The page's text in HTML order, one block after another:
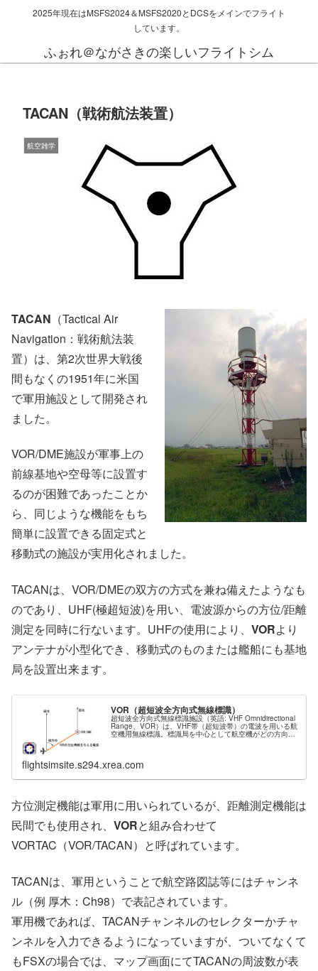
2025年現在はMSFS2024＆MSFS2020とDCSをメインでフライト
しています。
ふぉれ＠ながさきの楽しいフライトシム
TACAN（戦術航法装置）
航空雑学
TACAN （Tactical Air
Navigation：戦術航法装
置）は、第2次世界大戦後
間もなくの1951年に米国
で軍用施設として開発され
ました。
VOR/DME施設が軍事上の
前線基地や空母等に設置す
るのが困難であったことか
ら、同じような機能をもち
簡単に設置できる固定式と
移動式の施設が実用化されました。
TACANは、VOR/DMEの双方の方式を兼ね備えたようなも
のであり、UHF(極超短波)を用い、電波源からの方位/距離
測定を同時に行ないます。UHFの使用により、 VORより
アンテナが小型化でき、移動式のものまたは艦船にも基地
局を設置出来ます。
VOR（超短波全方向式無線標識）
超短波全方向式無線標識施設（英語: VHF Omnidirectional
Range、VOR）は、VHF帯（超短波帯）の電波を用いる航
空機用無線標識。標識局を中心として航空機がどの方向に
いるかを知ることができる。多くの場合DMEと併設され
flightsimsite.s294.xrea.com
方位測定機能は軍用に用いられているが、距離測定機能は
民間でも使用され、 VORと組み合わせて
VORTAC（VOR/TACAN）と呼ばれています。
TACANは、軍用ということで航空路図誌等にはチャンネ
ル（例 厚木：Ch98）で表記されています。
軍用機であれば、TACANチャンネルのセレクターかチャ
ンネルを入力できるようになっていますが、ついてなくて
もFSXの場合では、マップ画面にてTACANの周波数が表